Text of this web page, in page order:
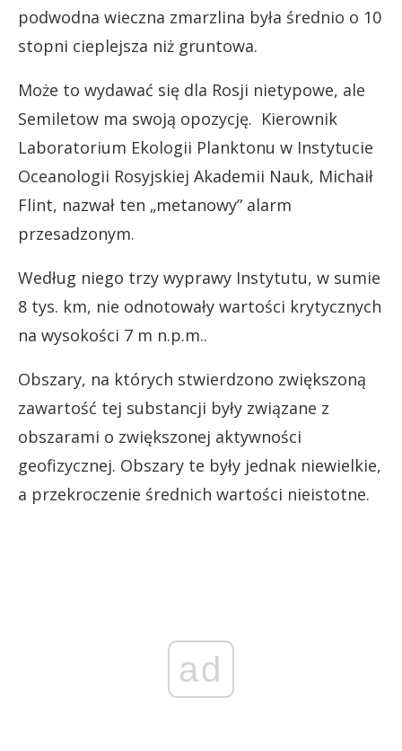
podwodna wieczna zmarzlina była średnio o 10
stopni cieplejsza niż gruntowa.
Może to wydawać się dla Rosji nietypowe, ale
Semiletow ma swoją opozycję. Kierownik
Laboratorium Ekologii Planktonu w Instytucie
Oceanologii Rosyjskiej Akademii Nauk, Michaił
Flint, nazwał ten „metanowy” alarm
przesadzonym.
Według niego trzy wyprawy Instytutu, w sumie
8 tys. km, nie odnotowały wartości krytycznych
na wysokości 7 m n.p.m..
Obszary, na których stwierdzono zwiększoną
zawartość tej substancji były związane z
obszarami o zwiększonej aktywności
geofizycznej. Obszary te były jednak niewielkie,
a przekroczenie średnich wartości nieistotne.
ad